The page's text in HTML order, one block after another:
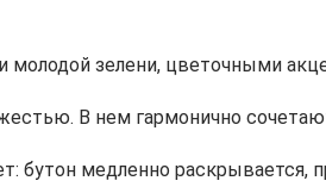
молодой зелени, цветочными
В нем гармонично
бутон медленно